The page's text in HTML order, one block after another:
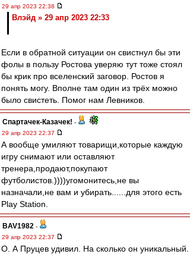
29 апр 2023 22:38
Влэйд » 29 апр 2023 22:33
Если в обратной ситуации он свистнул бы эти
фолы в пользу Ростова уверяю тут тоже стоял
бы крик про вселенский заговор. Ростов я
понять могу. Вполне там один из трёх можно
было свистеть. Помог нам Левников.
Спартачек-Казачек! -
29 апр 2023 22:37
А вообще умиляют товарищи,которые каждую
игру снимают или оставляют
тренера,продают,покупают
футболистов.))))угомонитесь,не вы
назначали,не вам и убирать......для этого есть
Play Station.
BAV1982 -
29 апр 2023 22:37
О. А Пруцев удивил. На сколько он уникальный.